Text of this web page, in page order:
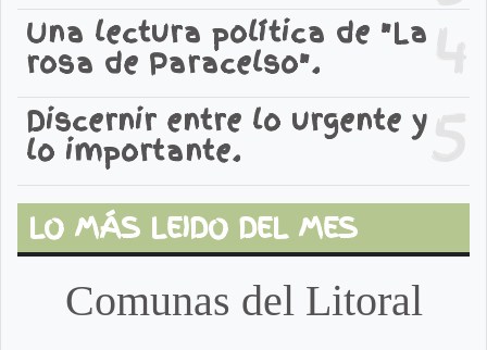
4
Una lectura política de "La
rosa de Paracelso".
5
Discernir entre lo urgente y
lo importante.
LO MÁS LEIDO DEL MES
Comunas del Litoral